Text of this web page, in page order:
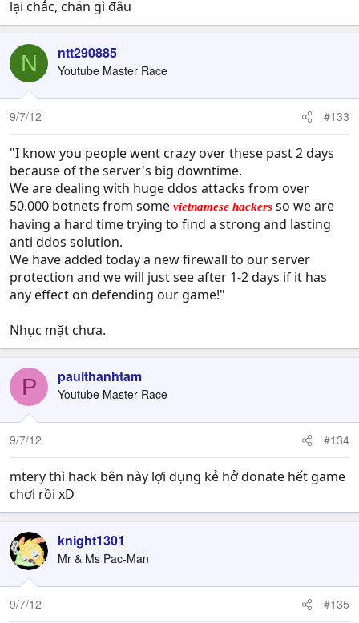
lại chắc, chán gì đâu
N ntt290885
Youtube Master Race
9/7/12 #133
"I know you people went crazy over these past 2 days
because of the server's big downtime.
We are dealing with huge ddos attacks from over
50.000 botnets from some vietnamese hackers so we are
having a hard time trying to find a strong and lasting
anti ddos solution.
We have added today a new firewall to our server
protection and we will just see after 1-2 days if it has
any effect on defending our game!"
Nhục mặt chưa.
P paulthanhtam
Youtube Master Race
9/7/12 #134
mtery thì hack bên này lợi dụng kẻ hở donate hết game
chơi rồi xD
knight1301
Mr & Ms Pac-Man
9/7/12 #135